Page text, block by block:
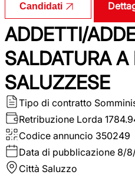
Candidati
ADDETTI/
SALDATURA A
SALUZZESE
Tipo di contratto
Retribuzione Lorda
Codice annuncio 350249
Data di pubblicazione 8/
Città Saluzzo